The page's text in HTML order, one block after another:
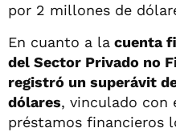
por 2 millones de
En cuanto a la cuenta
del Sector Privado no
registró un superávit
dólares, vinculado con
préstamos financieros